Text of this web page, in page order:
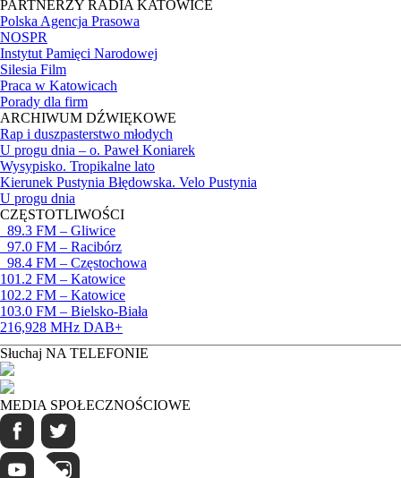
PARTNERZY RADIA KATOWICE
Polska Agencja Prasowa
NOSPR
Instytut Pamięci Narodowej
Silesia Film
Praca w Katowicach
Porady dla firm
ARCHIWUM DŹWIĘKOWE
Rap i duszpasterstwo młodych
U progu dnia – o. Paweł Koniarek
Wysypisko. Tropikalne lato
Kierunek Pustynia Błędowska. Velo Pustynia
U progu dnia
CZĘSTOTLIWOŚCI
89.3 FM – Gliwice
97.0 FM – Racibórz
98.4 FM – Częstochowa
101.2 FM – Katowice
102.2 FM – Katowice
103.0 FM – Bielsko-Biała
216,928 MHz DAB+
Słuchaj NA TELEFONIE
MEDIA SPOŁECZNOŚCIOWE